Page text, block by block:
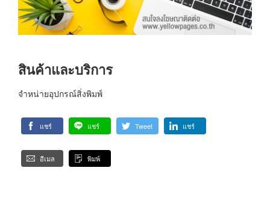
สินค้าและบริการ
จำหน่ายอุปกรณ์สิ่งพิมพ์
แชร์ แชร์ Tweet แชร์
อีเมล พิมพ์